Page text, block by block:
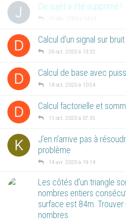
J Ce sujet a été supprimé !
13 déc. 2020 à 04:31
D Calcul d'un signal sur bruit
26 oct. 2020 à 13:32
D Calcul de base avec
18 oct. 2020 à 10:54
D Calcul factorielle et
11 oct. 2020 à 07:35
K
J’en n’arrive pas à
problème
14 avr. 2020 à 19:14
Les côtés d'un triangle
nombres entiers
surface est 84m.
nombres